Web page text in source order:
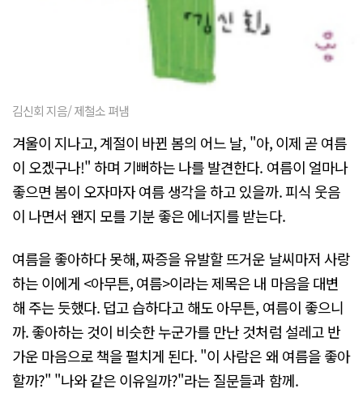
김신회 지음/ 제철소 펴냄
겨울이 지나고, 계절이 바뀐 봄의 어느 날, "아, 이제 곧 여름
이 오겠구나!" 하며 기뻐하는 나를 발견한다. 여름이 얼마나
좋으면 봄이 오자마자 여름 생각을 하고 있을까. 피식 웃음
이 나면서 왠지 모를 기분 좋은 에너지를 받는다.
여름을 좋아하다 못해, 짜증을 유발할 뜨거운 날씨마저 사랑
하는 이에게 <아무튼, 여름>이라는 제목은 내 마음을 대변
해 주는 듯했다. 덥고 습하다고 해도 아무튼, 여름이 좋으니
까. 좋아하는 것이 비슷한 누군가를 만난 것처럼 설레고 반
가운 마음으로 책을 펼치게 된다. "이 사람은 왜 여름을 좋아
할까?" "나와 같은 이유일까?"라는 질문들과 함께.